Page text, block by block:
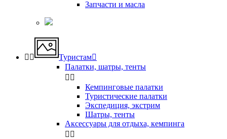
Запчасти и масла
  Туристам
Палатки, шатры, тенты
 
Кемпинговые палатки
Туристические палатки
Экспедиция, экстрим
Шатры, тенты
Аксессуары для отдыха, кемпинга
 